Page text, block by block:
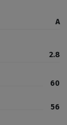
A
2.8
60
56